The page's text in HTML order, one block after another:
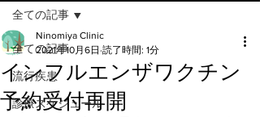
全ての記事
流行疾患
診療スケジュール
全ての記事
インフルエンザワクチン
予約受付再開
Ninomiya Clinic
2021年10月6日 読了時間: 1分